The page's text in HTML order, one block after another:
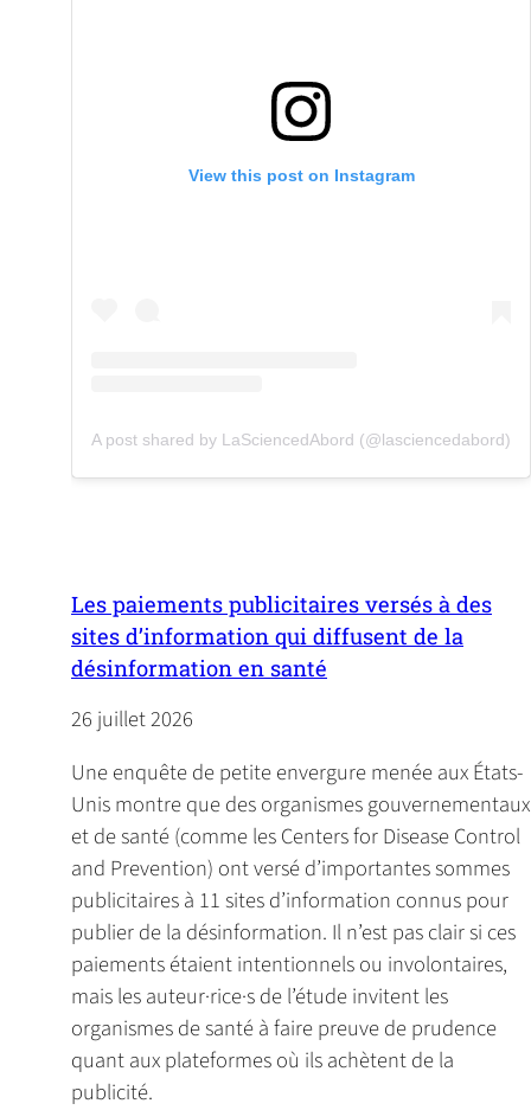
View this post on Instagram
A post shared by LaSciencedAbord (@lasciencedabord)
Les paiements publicitaires versés à des
sites d’information qui diffusent de la
désinformation en santé
26 juillet 2026
Une enquête de petite envergure menée aux États-
Unis montre que des organismes gouvernementaux
et de santé (comme les Centers for Disease Control
and Prevention) ont versé d’importantes sommes
publicitaires à 11 sites d’information connus pour
publier de la désinformation. Il n’est pas clair si ces
paiements étaient intentionnels ou involontaires,
mais les auteur·rice·s de l’étude invitent les
organismes de santé à faire preuve de prudence
quant aux plateformes où ils achètent de la
publicité.